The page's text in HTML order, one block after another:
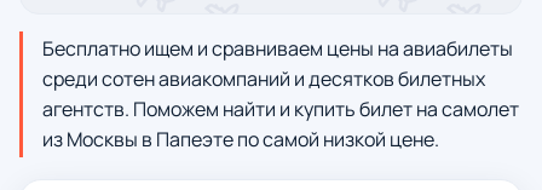
Бесплатно ищем и сравниваем цены на авиабилеты
среди сотен авиакомпаний и десятков билетных
агентств. Поможем найти и купить билет на самолет
из Москвы в Папеэте по самой низкой цене.